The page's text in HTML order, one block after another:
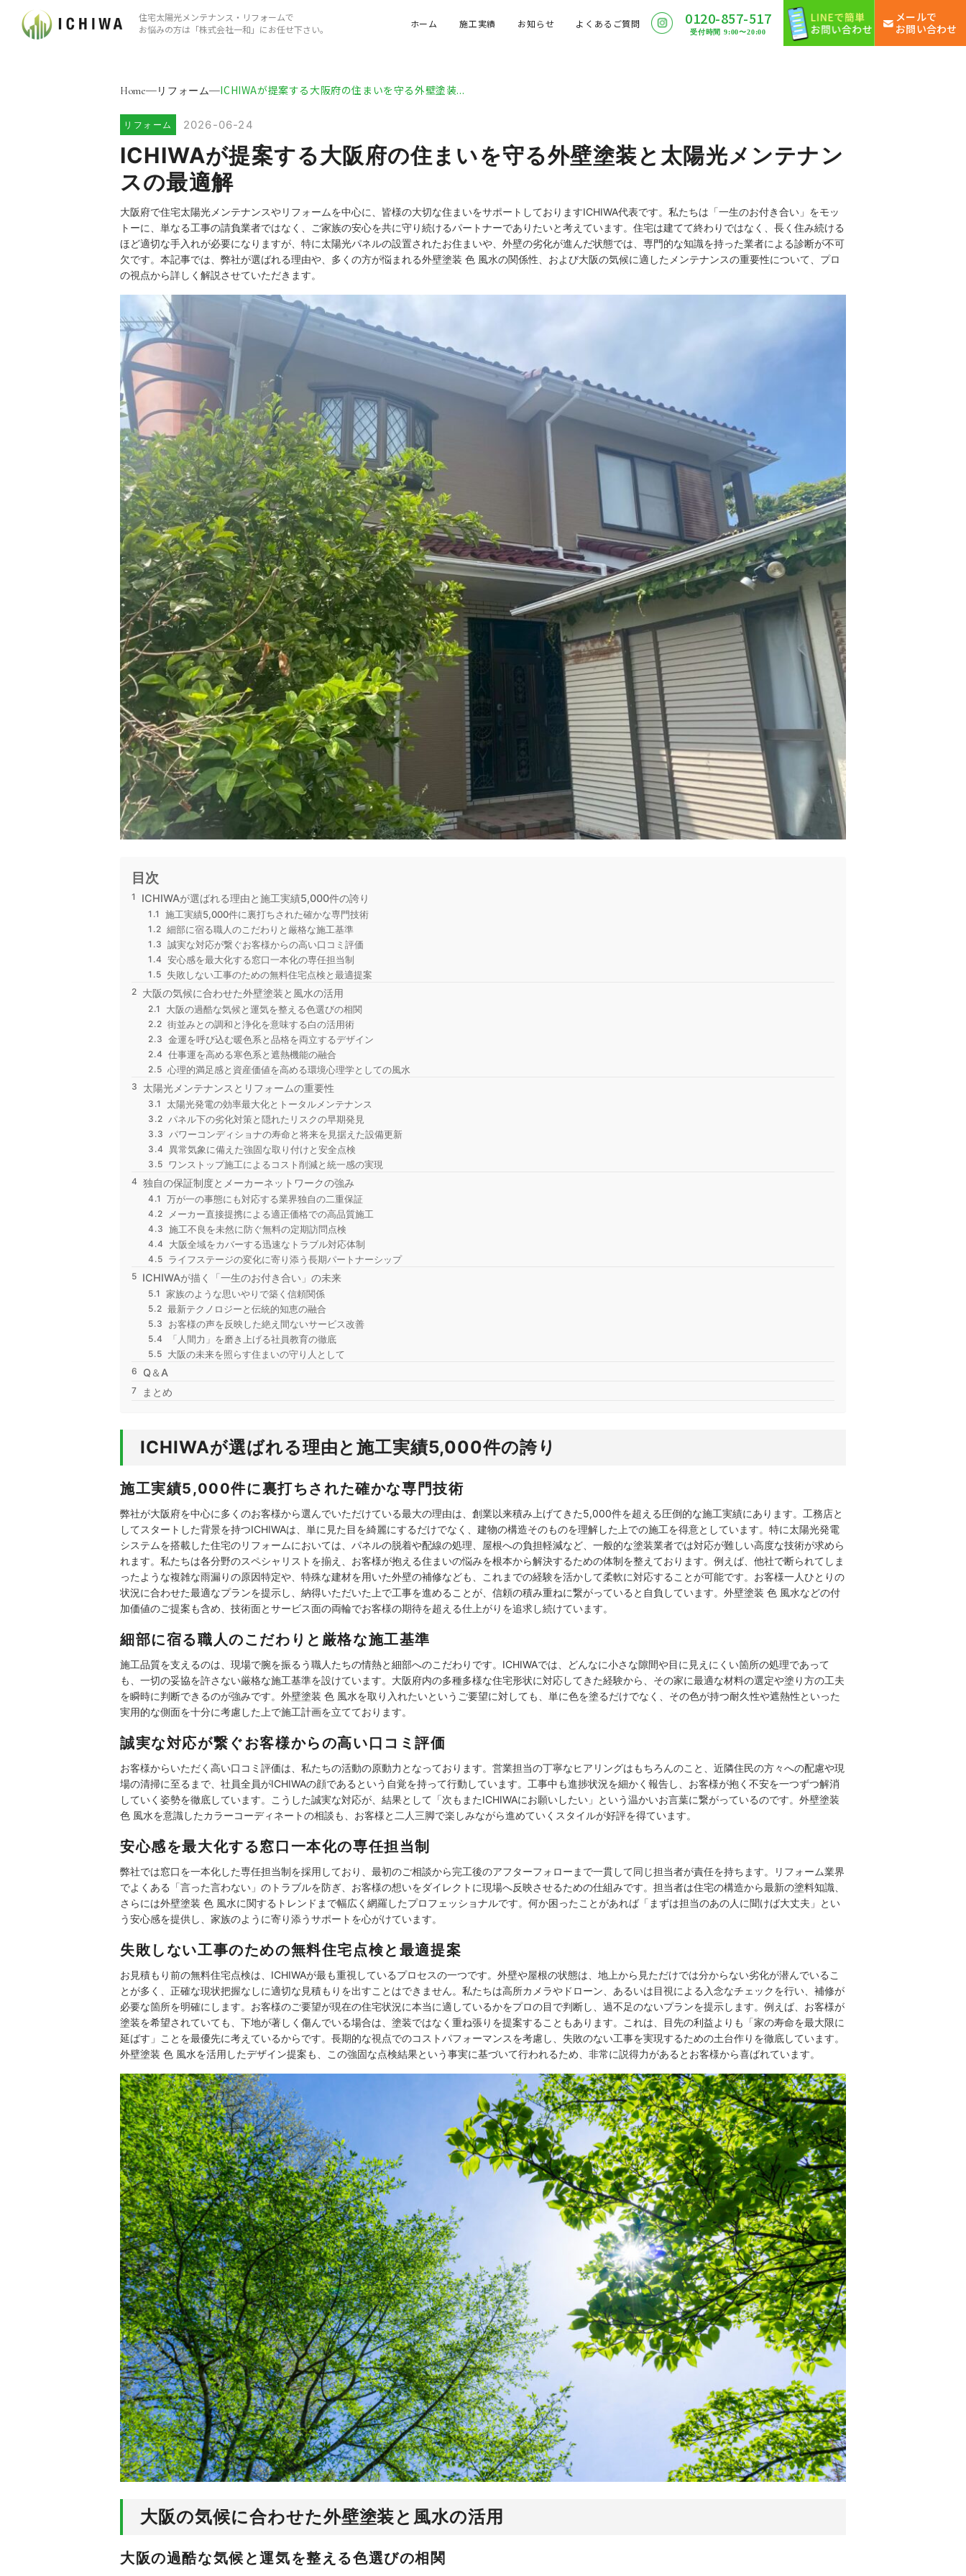
住宅太陽光メンテナンス・リフォームで
お悩みの方は「株式会社⼀和」にお任せ下さい。
ホーム 施工実績 お知らせ よくあるご質問 0120-857-517
受付時間 9:00〜20:00
メールで
お問い合わせ
Home リフォーム ICHIWAが提案する大阪府の住まいを守る外壁塗装...
リフォーム 2026-06-24
ICHIWAが提案する大阪府の住まいを守る外壁塗装と太陽光メンテナン
スの最適解
大阪府で住宅太陽光メンテナンスやリフォームを中心に、皆様の大切な住まいをサポートしておりますICHIWA代表です。私たちは「一生のお付き合い」をモッ
トーに、単なる工事の請負業者ではなく、ご家族の安心を共に守り続けるパートナーでありたいと考えています。住宅は建てて終わりではなく、長く住み続ける
ほど適切な手入れが必要になりますが、特に太陽光パネルの設置されたお住まいや、外壁の劣化が進んだ状態では、専門的な知識を持った業者による診断が不可
欠です。本記事では、弊社が選ばれる理由や、多くの方が悩まれる外壁塗装 色 風水の関係性、および大阪の気候に適したメンテナンスの重要性について、プロ
の視点から詳しく解説させていただきます。
目次
ICHIWAが選ばれる理由と施工実績5,000件の誇り
施工実績5,000件に裏打ちされた確かな専門技術
細部に宿る職人のこだわりと厳格な施工基準
誠実な対応が繋ぐお客様からの高い口コミ評価
安心感を最大化する窓口一本化の専任担当制
失敗しない工事のための無料住宅点検と最適提案
大阪の気候に合わせた外壁塗装と風水の活用
大阪の過酷な気候と運気を整える色選びの相関
街並みとの調和と浄化を意味する白の活用術
金運を呼び込む暖色系と品格を両立するデザイン
仕事運を高める寒色系と遮熱機能の融合
心理的満足感と資産価値を高める環境心理学としての風水
太陽光メンテナンスとリフォームの重要性
太陽光発電の効率最大化とトータルメンテナンス
パネル下の劣化対策と隠れたリスクの早期発見
パワーコンディショナの寿命と将来を見据えた設備更新
異常気象に備えた強固な取り付けと安全点検
ワンストップ施工によるコスト削減と統一感の実現
独自の保証制度とメーカーネットワークの強み
万が一の事態にも対応する業界独自の二重保証
メーカー直接提携による適正価格での高品質施工
施工不良を未然に防ぐ無料の定期訪問点検
大阪全域をカバーする迅速なトラブル対応体制
ライフステージの変化に寄り添う長期パートナーシップ
ICHIWAが描く「一生のお付き合い」の未来
家族のような思いやりで築く信頼関係
最新テクノロジーと伝統的知恵の融合
お客様の声を反映した絶え間ないサービス改善
「人間力」を磨き上げる社員教育の徹底
大阪の未来を照らす住まいの守り人として
Q＆A
まとめ
ICHIWAが選ばれる理由と施工実績5,000件の誇り
施工実績5,000件に裏打ちされた確かな専門技術
弊社が大阪府を中心に多くのお客様から選んでいただけている最大の理由は、創業以来積み上げてきた5,000件を超える圧倒的な施工実績にあります。工務店と
してスタートした背景を持つICHIWAは、単に見た目を綺麗にするだけでなく、建物の構造そのものを理解した上での施工を得意としています。特に太陽光発電
システムを搭載した住宅のリフォームにおいては、パネルの脱着や配線の処理、屋根への負担軽減など、一般的な塗装業者では対応が難しい高度な技術が求めら
れます。私たちは各分野のスペシャリストを揃え、お客様が抱える住まいの悩みを根本から解決するための体制を整えております。例えば、他社で断られてしま
ったような複雑な雨漏りの原因特定や、特殊な建材を用いた外壁の補修なども、これまでの経験を活かして柔軟に対応することが可能です。お客様一人ひとりの
状況に合わせた最適なプランを提示し、納得いただいた上で工事を進めることが、信頼の積み重ねに繋がっていると自負しています。外壁塗装 色 風水などの付
加価値のご提案も含め、技術面とサービス面の両輪でお客様の期待を超える仕上がりを追求し続けています。
細部に宿る職人のこだわりと厳格な施工基準
施工品質を支えるのは、現場で腕を振るう職人たちの情熱と細部へのこだわりです。ICHIWAでは、どんなに小さな隙間や目に見えにくい箇所の処理であって
も、一切の妥協を許さない厳格な施工基準を設けています。大阪府内の多種多様な住宅形状に対応してきた経験から、その家に最適な材料の選定や塗り方の工夫
を瞬時に判断できるのが強みです。外壁塗装 色 風水を取り入れたいというご要望に対しても、単に色を塗るだけでなく、その色が持つ耐久性や遮熱性といった
実用的な側面を十分に考慮した上で施工計画を立てております。
誠実な対応が繋ぐお客様からの高い口コミ評価
お客様からいただく高い口コミ評価は、私たちの活動の原動力となっております。営業担当の丁寧なヒアリングはもちろんのこと、近隣住民の方々への配慮や現
場の清掃に至るまで、社員全員がICHIWAの顔であるという自覚を持って行動しています。工事中も進捗状況を細かく報告し、お客様が抱く不安を一つずつ解消
していく姿勢を徹底しています。こうした誠実な対応が、結果として「次もまたICHIWAにお願いしたい」という温かいお言葉に繋がっているのです。外壁塗装
色 風水を意識したカラーコーディネートの相談も、お客様と二人三脚で楽しみながら進めていくスタイルが好評を得ています。
安心感を最大化する窓口一本化の専任担当制
弊社では窓口を一本化した専任担当制を採用しており、最初のご相談から完工後のアフターフォローまで一貫して同じ担当者が責任を持ちます。リフォーム業界
でよくある「言った言わない」のトラブルを防ぎ、お客様の想いをダイレクトに現場へ反映させるための仕組みです。担当者は住宅の構造から最新の塗料知識、
さらには外壁塗装 色 風水に関するトレンドまで幅広く網羅したプロフェッショナルです。何か困ったことがあれば「まずは担当のあの人に聞けば大丈夫」とい
う安心感を提供し、家族のように寄り添うサポートを心がけています。
失敗しない工事のための無料住宅点検と最適提案
お見積もり前の無料住宅点検は、ICHIWAが最も重視しているプロセスの一つです。外壁や屋根の状態は、地上から見ただけでは分からない劣化が潜んでいるこ
とが多く、正確な現状把握なしに適切な見積もりを出すことはできません。私たちは高所カメラやドローン、あるいは目視による入念なチェックを行い、補修が
必要な箇所を明確にします。お客様のご要望が現在の住宅状況に本当に適しているかをプロの目で判断し、過不足のないプランを提示します。例えば、お客様が
塗装を希望されていても、下地が著しく傷んでいる場合は、塗装ではなく重ね張りを提案することもあります。これは、目先の利益よりも「家の寿命を最大限に
延ばす」ことを最優先に考えているからです。長期的な視点でのコストパフォーマンスを考慮し、失敗のない工事を実現するための土台作りを徹底しています。
外壁塗装 色 風水を活用したデザイン提案も、この強固な点検結果という事実に基づいて行われるため、非常に説得力があるとお客様から喜ばれています。
大阪の気候に合わせた外壁塗装と風水の活用
大阪の過酷な気候と運気を整える色選びの相関